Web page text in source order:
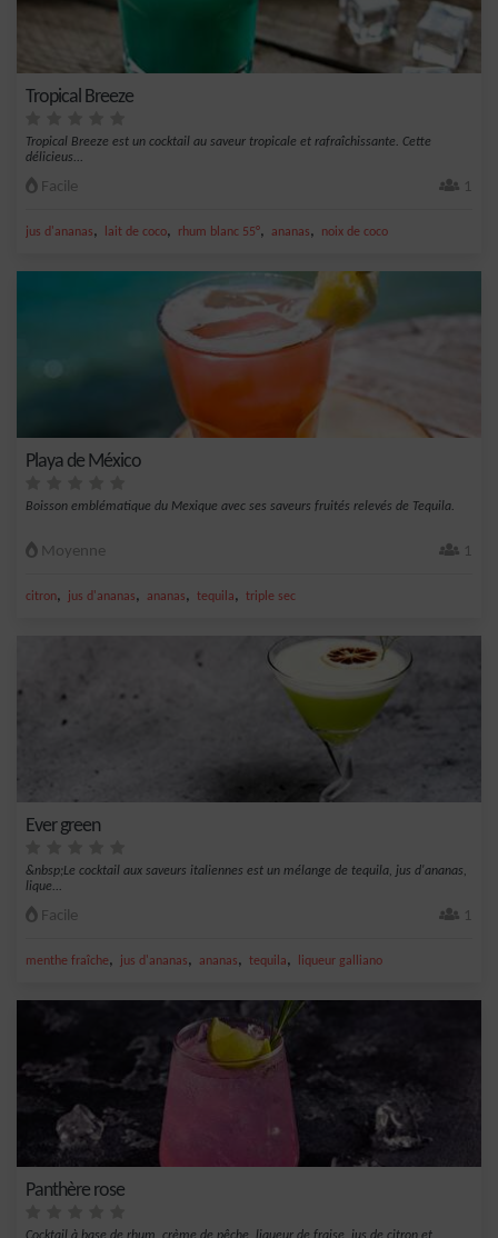
Tropical Breeze
Tropical Breeze est un cocktail au saveur tropicale et rafraîchissante. Cette
délicieus...
Facile 1
jus d'ananas, lait de coco, rhum blanc 55°, ananas, noix de coco
Playa de México
Boisson emblématique du Mexique avec ses saveurs fruités relevés de Tequila.
Moyenne 1
citron, jus d'ananas, ananas, tequila, triple sec
Ever green
&nbsp;Le cocktail aux saveurs italiennes est un mélange de tequila, jus d'ananas,
lique...
Facile 1
menthe fraîche, jus d'ananas, ananas, tequila, liqueur galliano
Panthère rose